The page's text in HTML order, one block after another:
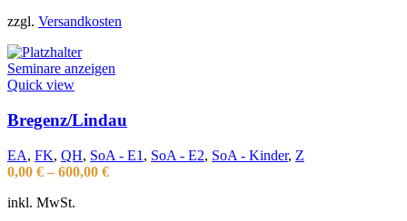
zzgl. Versandkosten
Seminare anzeigen
Quick view
Bregenz/Lindau
EA, FK, QH, SoA - E1 , SoA - E2, SoA - Kinder, Z
0,00 € – 600,00 €
inkl. MwSt.